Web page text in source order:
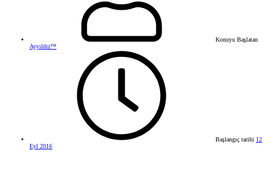
Konuyu Başlatan
Ayyıldız™
Başlangıç tarihi 12
Eyl 2016